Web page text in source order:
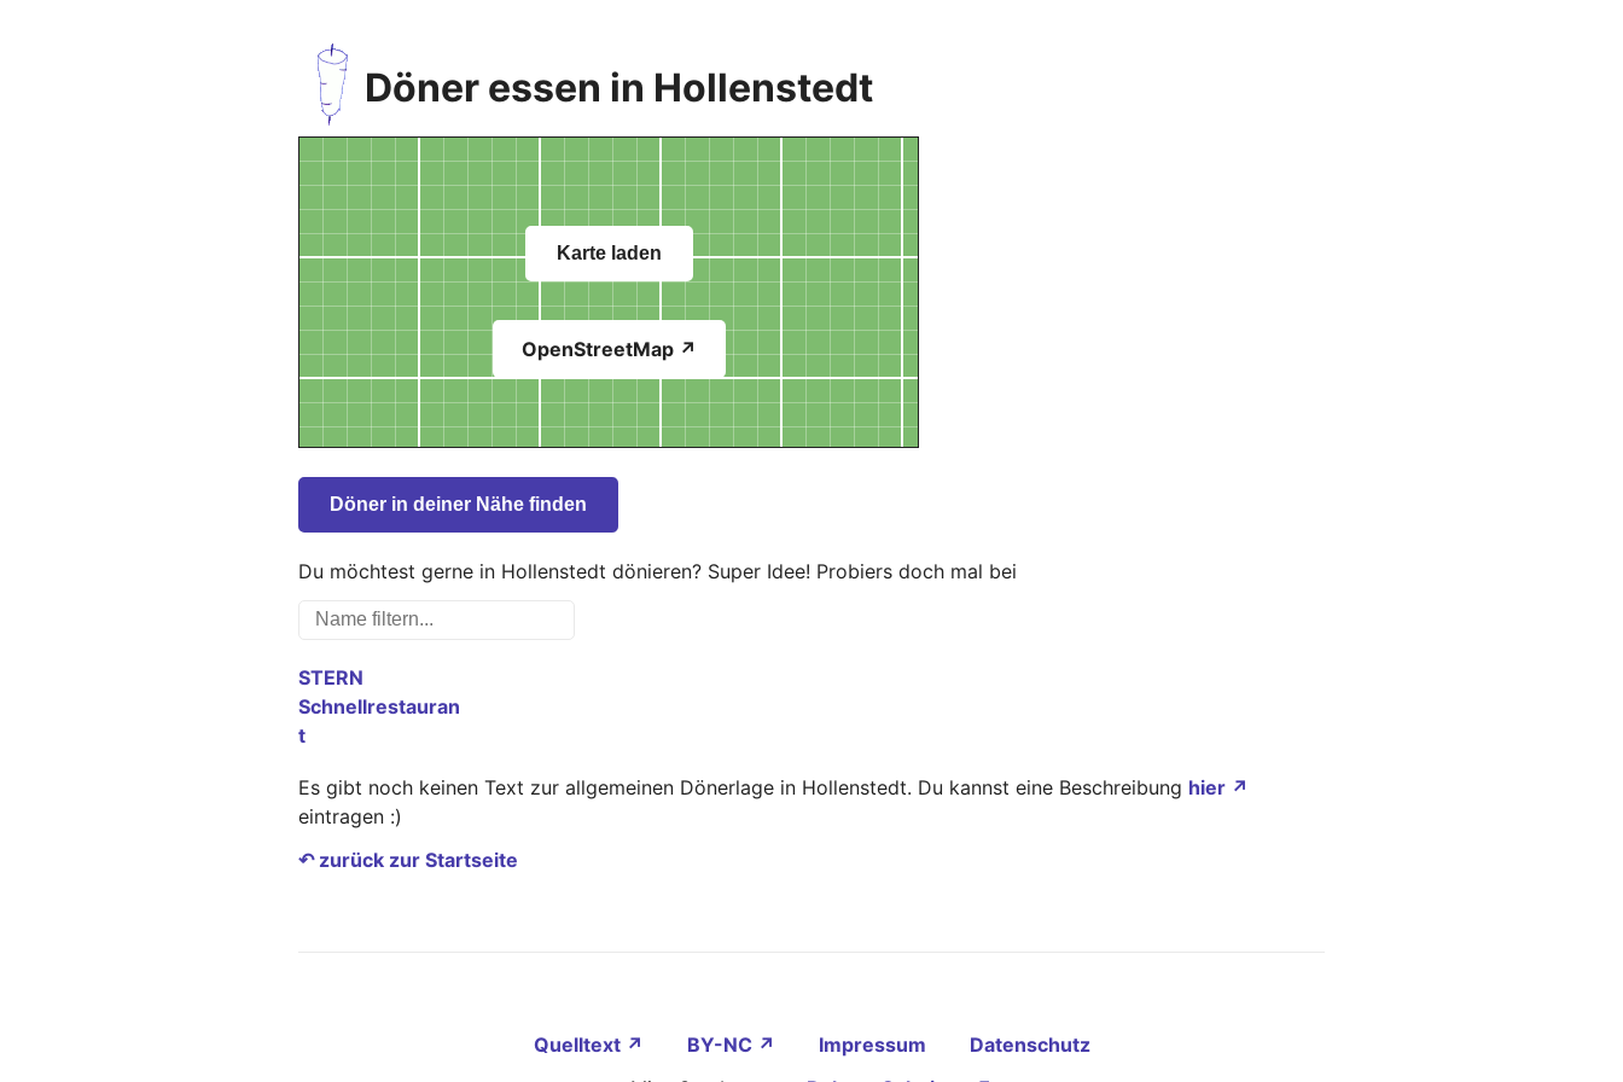
Döner essen in Hollenstedt
Karte laden
OpenStreetMap ↗
Döner in deiner Nähe finden
Du möchtest gerne in Hollenstedt dönieren? Super Idee! Probiers doch mal bei
STERN
Schnellrestauran
t
Es gibt noch keinen Text zur allgemeinen Dönerlage in Hollenstedt. Du kannst eine Beschreibung hier ↗
eintragen :)
↶ zurück zur Startseite
Quelltext ↗ BY-NC ↗ Impressum
Datenschutz